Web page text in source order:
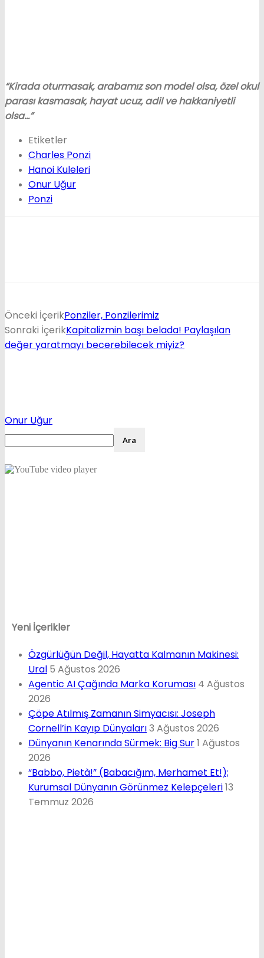
“Kirada oturmasak, arabamız son model olsa, özel okul
parası kasmasak, hayat ucuz, adil ve hakkaniyetli
olsa…”
Etiketler
Charles Ponzi
Hanoi Kuleleri
Onur Uğur
Ponzi
Önceki İçerikPonziler, Ponzilerimiz
Sonraki İçerikKapitalizmin başı belada! Paylaşılan
değer yaratmayı becerebilecek miyiz?
Onur Uğur
Yeni İçerikler
Özgürlüğün Değil, Hayatta Kalmanın Makinesi:
Ural 5 Ağustos 2026
Agentic AI Çağında Marka Koruması 4 Ağustos
2026
Çöpe Atılmış Zamanın Simyacısı: Joseph
Cornell’in Kayıp Dünyaları3 Ağustos 2026
Dünyanın Kenarında Sürmek: Big Sur1 Ağustos
2026
“Babbo, Pietà!” (Babacığım, Merhamet Et!);
Kurumsal Dünyanın Görünmez Kelepçeleri13
Temmuz 2026